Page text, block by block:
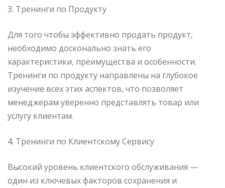
3. Тренинги по Продукту
Для того чтобы эффективно продать продукт,
необходимо досконально знать его
характеристики, преимущества и особенности.
Тренинги по продукту направлены на глубокое
изучение всех этих аспектов, что позволяет
менеджерам уверенно представлять товар или
услугу клиентам.
4. Тренинги по Клиентскому Сервису
Высокий уровень клиентского обслуживания —
один из ключевых факторов сохранения и